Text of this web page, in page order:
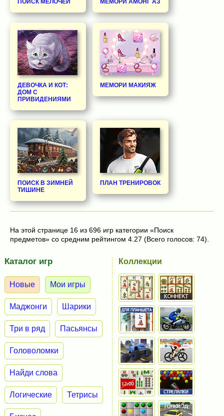
ПОИСК МЕЛОЧЕЙ МЕМОРИ АМОНГ АЗ
ДЕВОЧКА И КОТ:
ДОМ С
ПРИВИДЕНИЯМИ
МЕМОРИ МАКИЯЖ
ПОИСК В ЗИМНЕЙ
ТИШИНЕ
ПЛАН ТРЕНИРОВОК
На этой странице 16 из 696 игр категории «Поиск
предметов» со средним рейтингом 4.27 (Всего голосов: 74).
Каталог игр
Новые Мои игры
Маджонги Шарики
Три в ряд Пасьянсы
Головоломки
Найди слова
Логические Тетрисы
Коллекции